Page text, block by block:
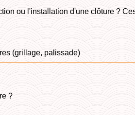
ou l'installation d'une clôture ?
(grillage, palissade)
?